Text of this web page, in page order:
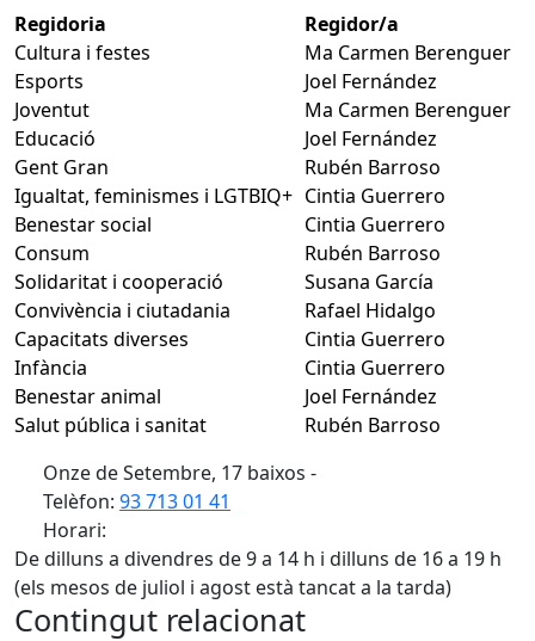
Regidoria
Regidor/a
Cultura i festes
Ma Carmen Berenguer
Esports
Joel Fernández
Joventut
Ma Carmen Berenguer
Educació
Joel Fernández
Gent Gran
Rubén Barroso
Igualtat, feminismes i LGTBIQ+ Cintia Guerrero
Benestar social
Cintia Guerrero
Consum
Rubén Barroso
Solidaritat i cooperació
Susana García
Convivència i ciutadania
Rafael Hidalgo
Capacitats diverses
Cintia Guerrero
Infància
Cintia Guerrero
Benestar animal
Joel Fernández
Salut pública i sanitat
Rubén Barroso
Onze de Setembre, 17 baixos -
Telèfon: 93 713 01 41
Horari:
De dilluns a divendres de 9 a 14 h i dilluns de 16 a 19 h
(els mesos de juliol i agost està tancat a la tarda)
Contingut relacionat